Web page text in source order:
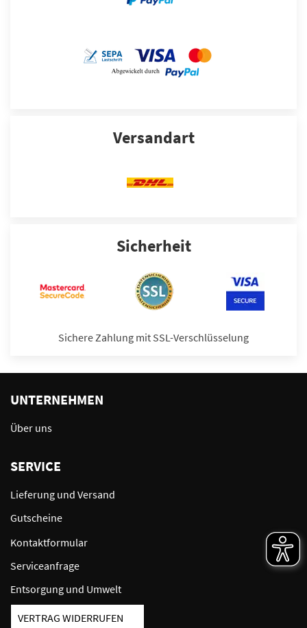
Versandart
Sicherheit
Sichere Zahlung mit SSL-Verschlüsselung
UNTERNEHMEN
Über uns
SERVICE
Lieferung und Versand
Gutscheine
Kontaktformular
Serviceanfrage
Entsorgung und Umwelt
VERTRAG WIDERRUFEN